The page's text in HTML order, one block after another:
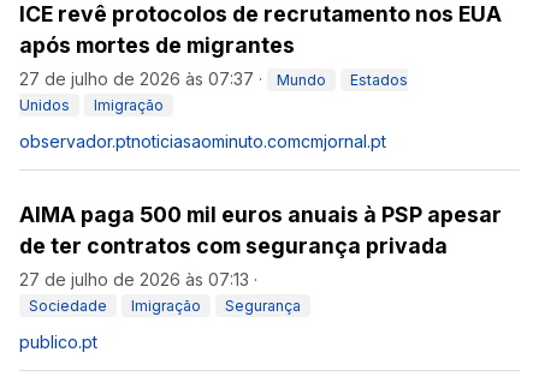
ICE revê protocolos de recrutamento nos EUA
após mortes de migrantes
27 de julho de 2026 às 07:37 · Mundo
Estados
Unidos
Imigração
observador.ptnoticiasaominuto.comcmjornal.pt
AIMA paga 500 mil euros anuais à PSP apesar
de ter contratos com segurança privada
27 de julho de 2026 às 07:13 ·
Sociedade Imigração Segurança
publico.pt